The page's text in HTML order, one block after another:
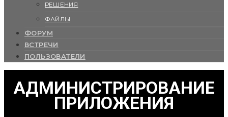
РЕШЕНИЯ
ФАЙЛЫ
ФОРУМ
ВСТРЕЧИ
ПОЛЬЗОВАТЕЛИ
АДМИНИСТРИРОВАНИЕ
ПРИЛОЖЕНИЯ